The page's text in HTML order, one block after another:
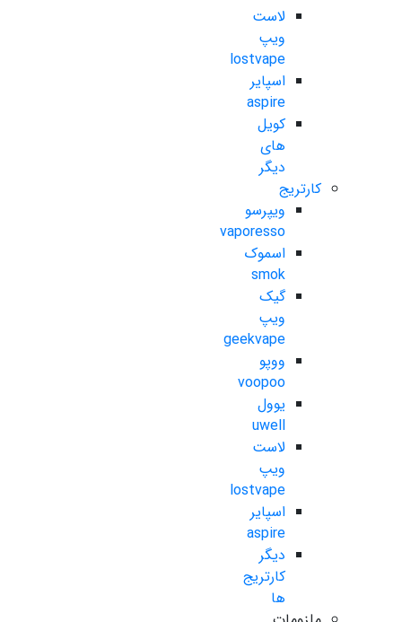
لاست
ویپ
lostvape
اسپایر
aspire
کویل
های
دیگر
کارتریج
ویپرسو
vaporesso
اسموک
smok
گیک
ویپ
geekvape
ووپو
voopoo
یوول
uwell
لاست
ویپ
lostvape
اسپایر
aspire
دیگر
کارتریج
ها